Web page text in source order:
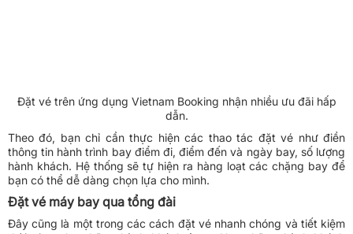
Đặt vé trên ứng dụng Vietnam Booking nhận nhiều ưu đãi hấp
dẫn.
Theo đó, bạn chỉ cần thực hiện các thao tác đặt vé như điền
thông tin hành trình bay điểm đi, điểm đến và ngày bay, số lượng
hành khách. Hệ thống sẽ tự hiện ra hàng loạt các chặng bay để
bạn có thể dễ dàng chọn lựa cho mình.
Đặt vé máy bay qua tổng đài
Đây cũng là một trong các cách đặt vé nhanh chóng và tiết kiệm